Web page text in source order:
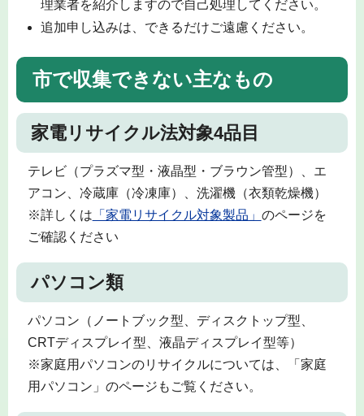
理業者を紹介しますので自己処理してください。
追加申し込みは、できるだけご遠慮ください。
市で収集できない主なもの
家電リサイクル法対象4品目
テレビ（プラズマ型・液晶型・ブラウン管型）、エ
アコン、冷蔵庫（冷凍庫）、洗濯機（衣類乾燥機）
※詳しくは 「家電リサイクル対象製品」 のページを
ご確認ください
パソコン類
パソコン（ノートブック型、ディスクトップ型、
CRTディスプレイ型、液晶ディスプレイ型等）
※家庭用パソコンのリサイクルについては、「家庭
用パソコン」のページもご覧ください。